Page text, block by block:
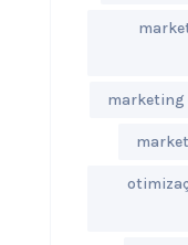
marketing